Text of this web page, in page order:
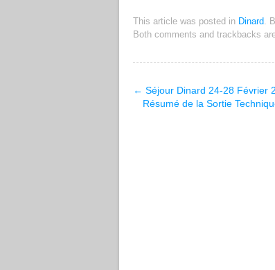
This article was posted in Dinard.
Both comments and trackbacks
← Séjour Dinard 24-28 Février
Résumé de la Sortie